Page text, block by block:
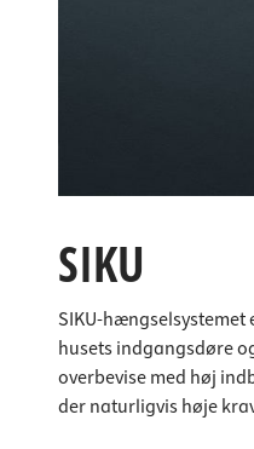
SIKU
SIKU-
husets indgangsdøre
overbevise med høj
der naturligvis høje